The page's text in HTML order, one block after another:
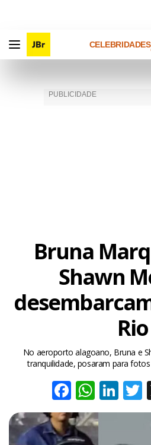
CELEBRIDADES
Bruna
Shawn
Rio
No aeroporto alagoano, Bruna e
tranquilidade, posaram para